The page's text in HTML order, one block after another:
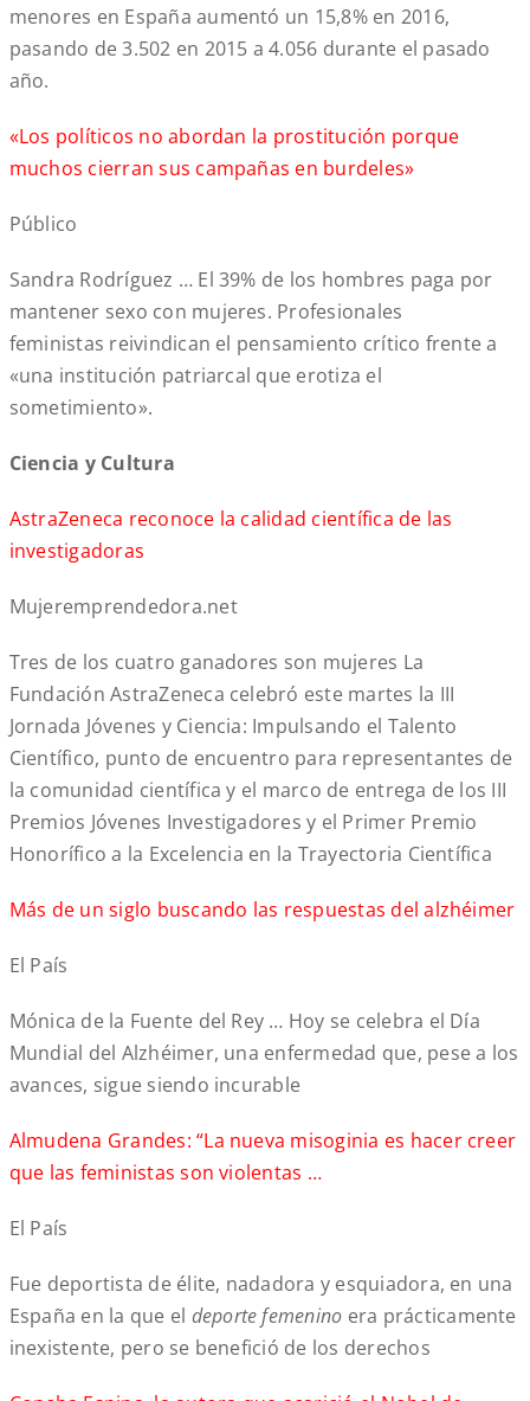
menores en España aumentó un 15,8% en 2016,
pasando de 3.502 en 2015 a 4.056 durante el pasado
año.
«Los políticos no abordan la prostitución porque
muchos cierran sus campañas en burdeles»
Público
Sandra Rodríguez … El 39% de los hombres paga por
mantener sexo con mujeres. Profesionales
feministas reivindican el pensamiento crítico frente a
«una institución patriarcal que erotiza el
sometimiento».
Ciencia y Cultura
AstraZeneca reconoce la calidad científica de las
investigadoras
Mujeremprendedora.net
Tres de los cuatro ganadores son mujeres La
Fundación AstraZeneca celebró este martes la III
Jornada Jóvenes y Ciencia: Impulsando el Talento
Científico, punto de encuentro para representantes de
la comunidad científica y el marco de entrega de los III
Premios Jóvenes Investigadores y el Primer Premio
Honorífico a la Excelencia en la Trayectoria Científica
Más de un siglo buscando las respuestas del alzhéimer
El País
Mónica de la Fuente del Rey … Hoy se celebra el Día
Mundial del Alzhéimer, una enfermedad que, pese a los
avances, sigue siendo incurable
Almudena Grandes: “La nueva misoginia es hacer creer
que las feministas son violentas …
El País
Fue deportista de élite, nadadora y esquiadora, en una
España en la que el deporte femenino era prácticamente
inexistente, pero se benefició de los derechos